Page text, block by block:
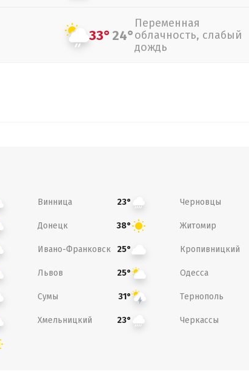
33°24°
Переменная
облачность, слабый
дождь
Винница 23° Черновцы
Донецк 38° Житомир
Ивано-Франковск 25° Кропивницкий
Львов 25° Одесса
Сумы 31° Тернополь
Хмельницкий 23° Черкассы